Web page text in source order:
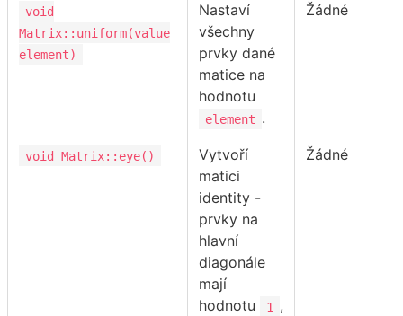
void
Matrix::uniform(value
element)
Nastaví
všechny
prvky dané
matice na
hodnotu
element .
Žádné
void Matrix::eye()
Vytvoří
matici
identity -
prvky na
hlavní
diagonále
mají
hodnotu
1
,
Žádné